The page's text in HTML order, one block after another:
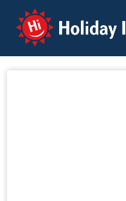
Holiday Info